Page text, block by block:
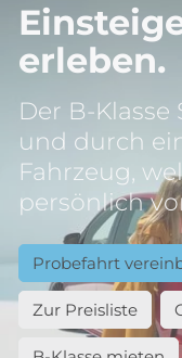
erleben.
Der B-
und durch
Fahrzeug,
persönlich
Probefahrt
Zur Preisliste